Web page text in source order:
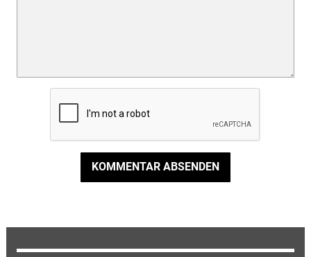
KOMMENTAR ABSENDEN